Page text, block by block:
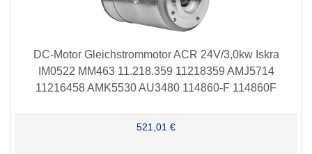
DC-Motor Gleichstrommotor ACR 24V/3,0kw Iskra
IM0522 MM463 11.218.359 11218359 AMJ5714
11216458 AMK5530 AU3480 114860-F 114860F
521,01 €